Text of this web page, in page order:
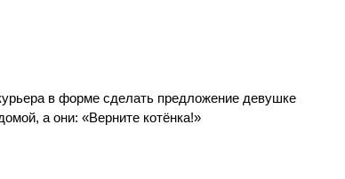
в форме сделать предложение девушке
а они: «Верните котёнка!»